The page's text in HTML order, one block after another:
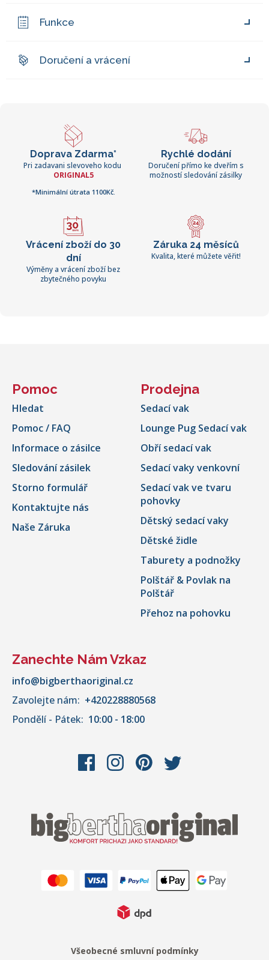
Funkce
Doručení a vrácení
Doprava Zdarma*
Pri zadavani slevoveho kodu
ORIGINAL5
*Minimální útrata 1100Kč.
Rychlé dodání
Doručení přímo ke dveřím s
možností sledování zásilky
Vrácení zboží do 30
dní
Výměny a vrácení zboží bez
zbytečného povyku
Záruka 24 měsíců
Kvalita, které můžete věřit!
Pomoc
Hledat
Pomoc / FAQ
Informace o zásilce
Sledování zásilek
Storno formulář
Kontaktujte nás
Naše Záruka
Prodejna
Sedací vak
Lounge Pug Sedací vak
Obří sedací vak
Sedací vaky venkovní
Sedací vak ve tvaru
pohovky
Dětský sedací vaky
Dětské židle
Taburety a podnožky
Polštář & Povlak na
Polštář
Přehoz na pohovku
Zanechte Nám Vzkaz
info@bigberthaoriginal.cz
Zavolejte nám: +420228880568
Pondělí - Pátek: 10:00 - 18:00
Všeobecné smluvní podmínky